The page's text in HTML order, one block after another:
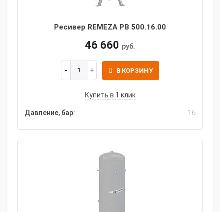
Ресивер REMEZA РВ 500.16.00
46 660 руб.
В КОРЗИНУ
Купить в 1 клик
Давление, бар: 16